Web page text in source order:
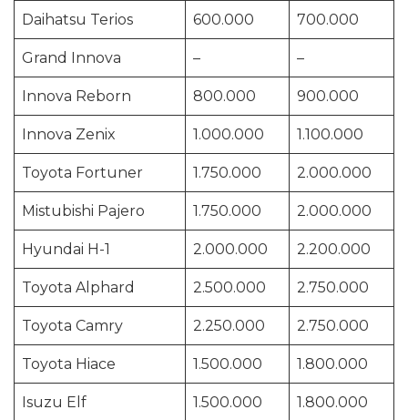
Daihatsu Terios 600.000 700.000
Grand Innova – –
Innova Reborn 800.000 900.000
Innova Zenix 1.000.000 1.100.000
Toyota Fortuner 1.750.000 2.000.000
Mistubishi Pajero 1.750.000 2.000.000
Hyundai H-1 2.000.000 2.200.000
Toyota Alphard 2.500.000 2.750.000
Toyota Camry 2.250.000 2.750.000
Toyota Hiace 1.500.000 1.800.000
Isuzu Elf 1.500.000 1.800.000